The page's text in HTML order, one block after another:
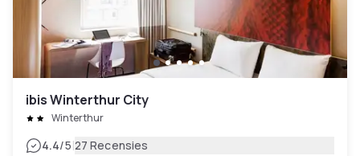
ibis Winterthur City
Winterthur
4.4/5|27 Recensies